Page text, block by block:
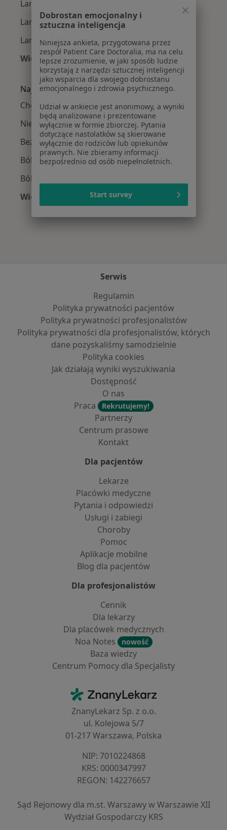
Laryngolodzy w Krasnymstawie
Laryngolodzy w Łęcznej
Laryngolodzy w Nałęczowie
Więcej (2)
Więcej w kategorii: W pobliżu Świdnika
Najczęście leczone choroby
Choroby laryngologiczne w Świdniku
Niedrożność nosa w Świdniku
Bezdech senny w Świdniku
Ból gardła w Świdniku
Ból uszu w Świdniku
Więcej (15)
Więcej w kategorii: Najczęście leczone
Serwis
Regulamin
Polityka prywatności pacjentów
Polityka prywatności profesjonalistów
Polityka prywatności dla profesjonalistów, których
dane pozyskaliśmy samodzielnie
Polityka cookies
Jak działają wyniki wyszukiwania
Dostępność
O nas
Praca
Rekrutujemy!
Partnerzy
Centrum prasowe
Kontakt
Dla pacjentów
Lekarze
Placówki medyczne
Pytania i odpowiedzi
Usługi i zabiegi
Choroby
Pomoc
Aplikacje mobilne
Blog dla pacjentów
Dla profesjonalistów
Cennik
Dla lekarzy
Dla placówek medycznych
Noa Notes
nowość
Baza wiedzy
Centrum Pomocy dla Specjalisty
ZnanyLekarz - Strona główna
ZnanyLekarz Sp. z o.o.
ul. Kolejowa 5/7
01-217 Warszawa, Polska
NIP: ⁠7010224868
KRS: ⁠0000347997
REGON: ⁠142276657
Sąd Rejonowy dla m.st. Warszawy w Warszawie XII
Wydział Gospodarczy KRS
Dobrostan emocjonalny i
sztuczna inteligencja
Niniejsza ankieta, przygotowana przez
zespół Patient Care Doctoralia, ma na celu
lepsze zrozumienie, w jaki sposób ludzie
korzystają z narzędzi sztucznej inteligencji
jako wsparcia dla swojego dobrostanu
emocjonalnego i zdrowia psychicznego.
Udział w ankiecie jest anonimowy, a wyniki
będą analizowane i prezentowane
wyłącznie w formie zbiorczej. Pytania
dotyczące nastolatków są skierowane
wyłącznie do rodziców lub opiekunów
prawnych. Nie zbieramy informacji
bezpośrednio od osób niepełnoletnich.
Start survey